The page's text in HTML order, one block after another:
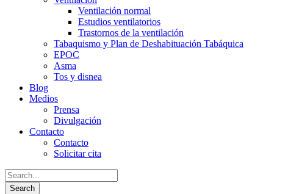
Ventilación normal
Estudios ventilatorios
Trastornos de la ventilación
Tabaquismo y Plan de Deshabituación Tabáquica
EPOC
Asma
Tos y disnea
Blog
Medios
Prensa
Divulgación
Contacto
Contacto
Solicitar cita